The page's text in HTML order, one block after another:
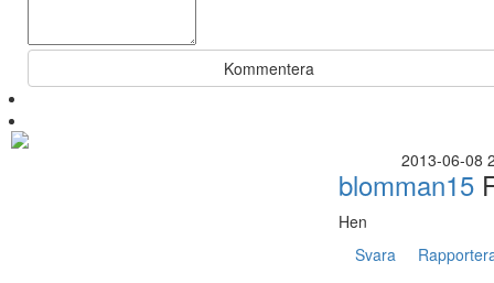
Kommentera
2013-06-08
blomman15
Hen
Svara